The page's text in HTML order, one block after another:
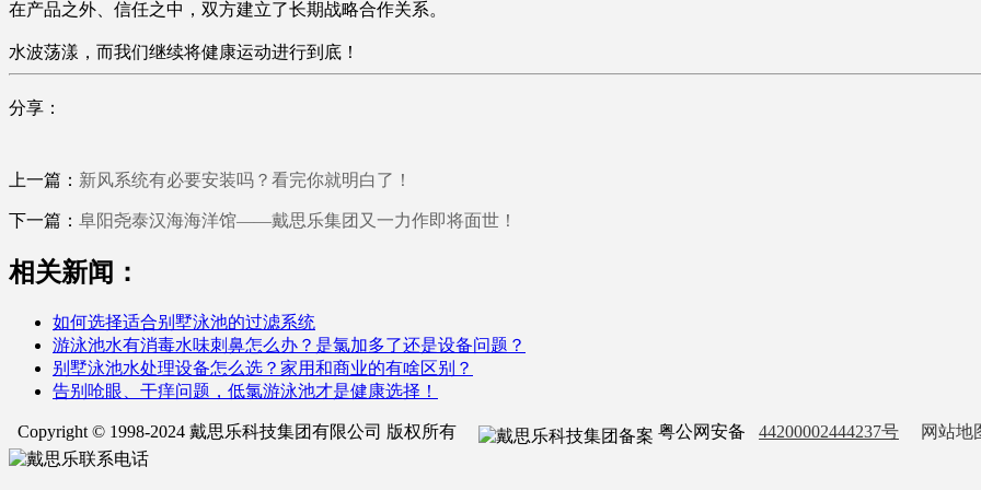
在产品之外、信任之中，双方建立了长期战略合作关系。
水波荡漾，而我们继续将健康运动进行到底！
分享：
上一篇： 新风系统有必要安装吗？看完你就明白了！
下一篇： 阜阳尧泰汉海海洋馆——戴思乐集团又一力作即将面世！
相关新闻：
如何选择适合别墅泳池的过滤系统
游泳池水有消毒水味刺鼻怎么办？是氯加多了还是设备问题？
别墅泳池水处理设备怎么选？家用和商业的有啥区别？
告别呛眼、干痒问题，低氯游泳池才是健康选择！
Copyright © 1998-2024 戴思乐科技集团有限公司 版权所有 粤公网安备 44200002444237号 网站地